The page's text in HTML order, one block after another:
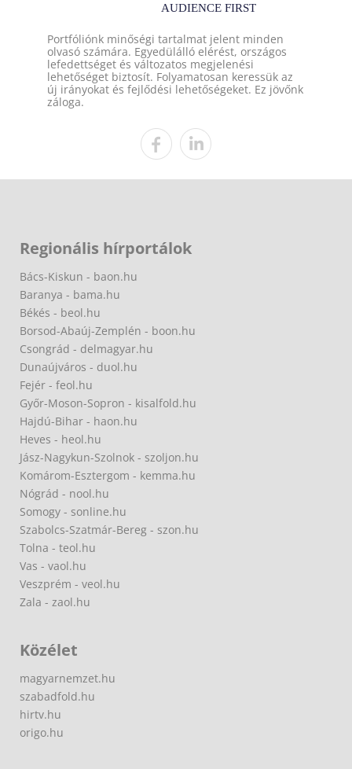
Portfóliónk minőségi tartalmat jelent minden
olvasó számára. Egyedülálló elérést, országos
lefedettséget és változatos megjelenési
lehetőséget biztosít. Folyamatosan keressük az
új irányokat és fejlődési lehetőségeket. Ez jövőnk
záloga.
Regionális hírportálok
Bács-Kiskun - baon.hu
Baranya - bama.hu
Békés - beol.hu
Borsod-Abaúj-Zemplén - boon.hu
Csongrád - delmagyar.hu
Dunaújváros - duol.hu
Fejér - feol.hu
Győr-Moson-Sopron - kisalfold.hu
Hajdú-Bihar - haon.hu
Heves - heol.hu
Jász-Nagykun-Szolnok - szoljon.hu
Komárom-Esztergom - kemma.hu
Nógrád - nool.hu
Somogy - sonline.hu
Szabolcs-Szatmár-Bereg - szon.hu
Tolna - teol.hu
Vas - vaol.hu
Veszprém - veol.hu
Zala - zaol.hu
Közélet
magyarnemzet.hu
szabadfold.hu
hirtv.hu
origo.hu